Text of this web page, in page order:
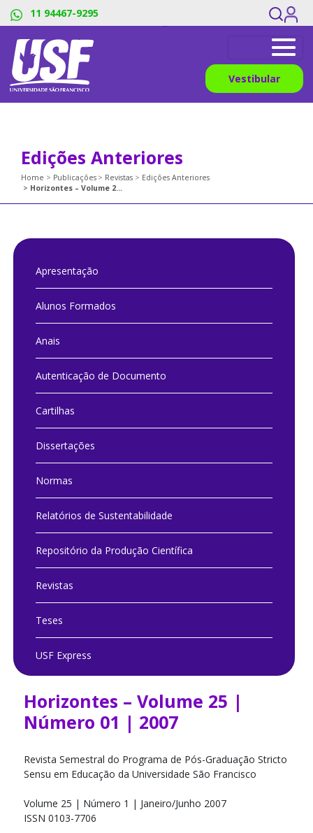
11 94467-9295
Vestibular
#os menus sao dividos pelos pipes, os links devem ter o mesmo
Edições Anteriores
Home Publicações Revistas
Edições Anteriores
Horizontes – Volume 25 | Número 01 | 2007
Apresentação
Alunos Formados
Anais
Autenticação de Documento
Cartilhas
Dissertações
Normas
Relatórios de Sustentabilidade
Repositório da Produção Científica
Revistas
Teses
USF Express
Horizontes – Volume 25 |
Número 01 | 2007
Revista Semestral do Programa de Pós-Graduação Stricto
Sensu em Educação da Universidade São Francisco
Volume 25 | Número 1 | Janeiro/Junho 2007
ISSN 0103-7706